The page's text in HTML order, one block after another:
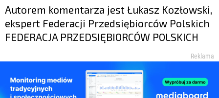
Autorem komentarza jest Łukasz Kozłowski,
ekspert Federacji Przedsiębiorców Polskich
FEDERACJA PRZEDSIĘBIORCÓW POLSKICH
Reklama